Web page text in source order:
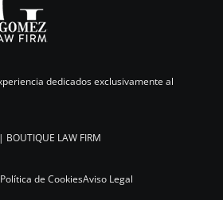
dedicados exclusivamente al
BOUTIQUE LAW FIRM
Política de CookiesAviso Legal